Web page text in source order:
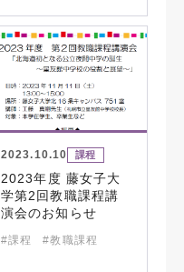
2023.10.10 課程
2023年度 藤女子大
学第2回教職課程講
演会のお知らせ
#課程 #教職課程